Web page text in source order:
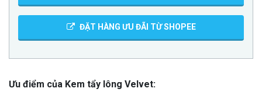
ĐẶT HÀNG ƯU ĐÃI TỪ SHOPEE
Ưu điểm của Kem tẩy lông Velvet: